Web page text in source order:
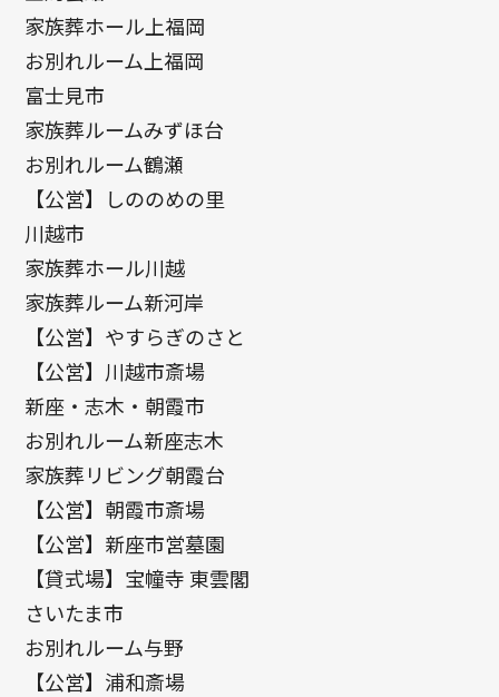
家族葬ホール上福岡
お別れルーム上福岡
富士見市
家族葬ルームみずほ台
お別れルーム鶴瀬
【公営】しののめの里
川越市
家族葬ホール川越
家族葬ルーム新河岸
【公営】やすらぎのさと
【公営】川越市斎場
新座・志木・朝霞市
お別れルーム新座志木
家族葬リビング朝霞台
【公営】朝霞市斎場
【公営】新座市営墓園
【貸式場】宝幢寺 東雲閣
さいたま市
お別れルーム与野
【公営】浦和斎場